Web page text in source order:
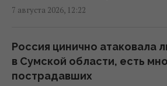
можно ставить без
когда нельзя
07:50 пятница, 07 августа 2026
7 августа 2026, 12:22
Россия цинично атаковала
в Сумской области, есть
пострадавших